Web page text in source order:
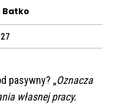
Batko
pasywny? „Oznacza
własnej pracy.